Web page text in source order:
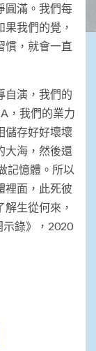
圓滿。我們每
我們的覺，
慣，就會一直
自演，我們的
，我們的業力
儲存好好壞壞
大海，然後還
記憶體。所以
裡面，此死彼
生從何來，
錄》，2020